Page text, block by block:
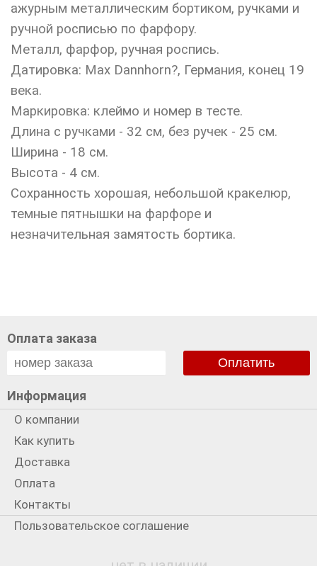
ажурным металлическим бортиком, ручками и
ручной росписью по фарфору.
Металл, фарфор, ручная роспись.
Датировка: Мах Dаnnhorn?, Германия, конец 19
века.
Маркировка: клеймо и номер в тесте.
Длина с ручками - 32 см, без ручек - 25 см.
Ширина - 18 см.
Высота - 4 см.
Сохранность хорошая, небольшой кракелюр,
темные пятнышки на фарфоре и
незначительная замятость бортика.
Оплата заказа
Оплатить
Информация
О компании
Как купить
Доставка
Оплата
Контакты
Пользовательское соглашение